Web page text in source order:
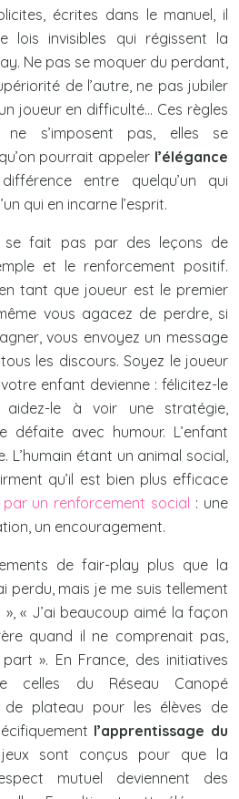
écrites dans le manuel, il
lois invisibles qui régissent la
Ne pas se moquer du perdant,
de l’autre, ne pas jubiler
joueur en difficulté… Ces règles
s’imposent pas, elles se
pourrait appeler l’élégance
entre quelqu’un qui
qui en incarne l’esprit.
se fait pas par des leçons de
et le renforcement positif.
tant que joueur est le premier
vous agacez de perdre, si
vous envoyez un message
les discours. Soyez le joueur
enfant devienne : félicitez-le
le à voir une stratégie,
défaite avec humour. L’enfant
L’humain étant un animal social,
qu’il est bien plus efficace
un renforcement social : une
un encouragement.
de fair-play plus que la
perdu, mais je me suis tellement
« J’ai beaucoup aimé la façon
quand il ne comprenait pas,
». En France, des initiatives
celles du Réseau Canopé
de plateau pour les élèves de
l’apprentissage du
sont conçus pour que la
mutuel deviennent des